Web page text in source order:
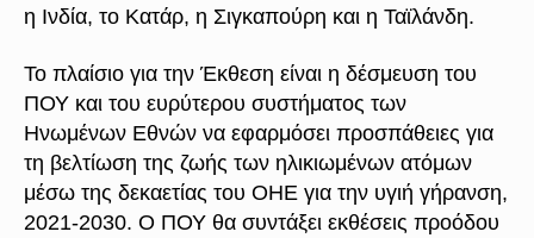
η Ινδία, το Κατάρ, η Σιγκαπούρη και η Ταϊλάνδη.
Το πλαίσιο για την Έκθεση είναι η δέσμευση του
ΠΟΥ και του ευρύτερου συστήματος των
Ηνωμένων Εθνών να εφαρμόσει προσπάθειες για
τη βελτίωση της ζωής των ηλικιωμένων ατόμων
μέσω της δεκαετίας του ΟΗΕ για την υγιή γήρανση,
2021-2030. Ο ΠΟΥ θα συντάξει εκθέσεις προόδου